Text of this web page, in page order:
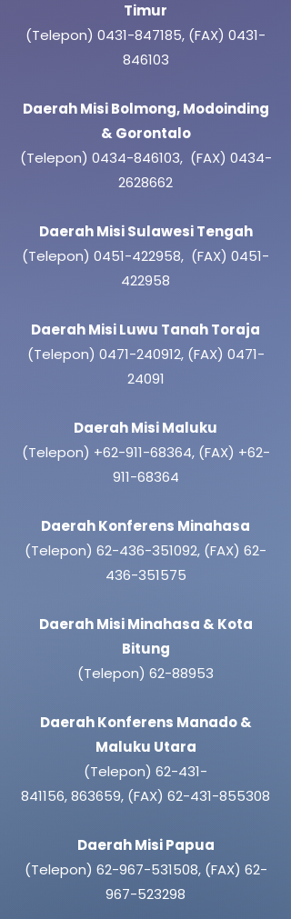
Timur
(Telepon) 0431-847185, (FAX) 0431-
846103
Daerah Misi Bolmong, Modoinding
& Gorontalo
(Telepon) 0434-846103, (FAX) 0434-
2628662
Daerah Misi Sulawesi Tengah
(Telepon) 0451-422958, (FAX) 0451-
422958
Daerah Misi Luwu Tanah Toraja
(Telepon) 0471-240912,(FAX) 0471-
24091
Daerah Misi Maluku
(Telepon) +62-911-68364, (FAX) +62-
911-68364
Daerah Konferens Minahasa
(Telepon) 62-436-351092, (FAX) 62-
436-351575
Daerah Misi Minahasa & Kota
Bitung
(Telepon) 62-88953
Daerah Konferens Manado &
Maluku Utara
(Telepon) 62-431-
841156,863659, (FAX) 62-431-855308
Daerah Misi Papua
(Telepon) 62-967-531508, (FAX) 62-
967-523298